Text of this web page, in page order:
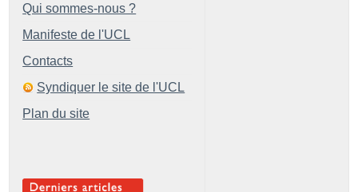
Qui sommes-nous ?
Manifeste de l'UCL
Contacts
Syndiquer le site de l'UCL
Plan du site